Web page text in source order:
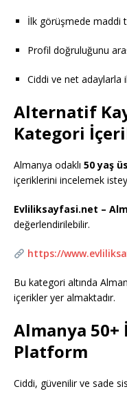
İlk görüşmede maddi
Profil doğruluğunu
Ciddi ve net adaylarla
Alternatif
Kategori
Almanya odaklı 50 yaş
içeriklerini incelemek
Evliliksayfasi.net –
değerlendirilebilir.
https://
Bu kategori altında
içerikler yer almaktadır.
Almanya 50+
Platform
Ciddi, güvenilir ve sade